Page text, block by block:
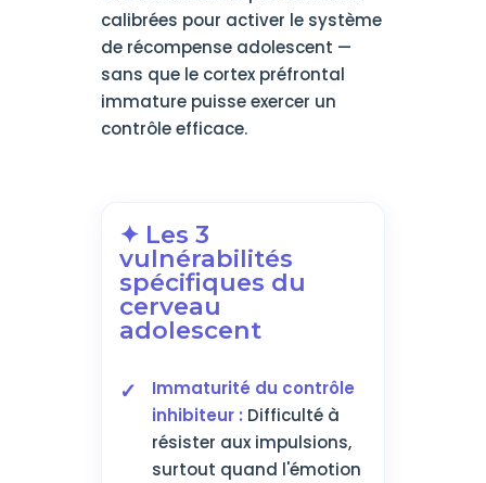
calibrées pour activer le système
de récompense adolescent —
sans que le cortex préfrontal
immature puisse exercer un
contrôle efficace.
✦ Les 3
vulnérabilités
spécifiques du
cerveau
adolescent
Immaturité du contrôle
inhibiteur : Difficulté à
résister aux impulsions,
surtout quand l'émotion